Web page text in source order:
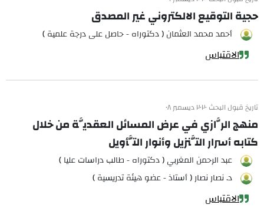
حجية التوقيع الالكتروني غير المصدق
أحمد محمد العثمان ( دكتوراه - حاصل على درجة علمية )
الاقتباس
تاريخ قبول البحث ٢٠٢٠ ديسمبر ٠٨
منهج الرَّازي في عرض المسائل العقديَّة من خلال
كتابه أسرار التَّنزيل وأنوار التَّأويل
عبد الرحمن المغربي ( دكتوراه - طالب دراسات عليا )
د. نصار نصار ( أستاذ - عضو هيئة تدريسية )
الاقتباس